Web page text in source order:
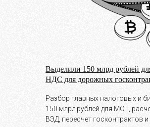
Выделили 150 млрд рублей
НДС для дорожных
Разбор главных налоговых и
150 млрд рублей для МСП,
ВЭД, пересчет госконтрактов